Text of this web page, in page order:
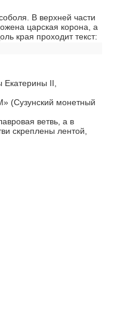
В верхней части
царская корона, а
края проходит текст:
Екатерины II,
(Сузунский монетный
ветвь, а в
скреплены лентой,